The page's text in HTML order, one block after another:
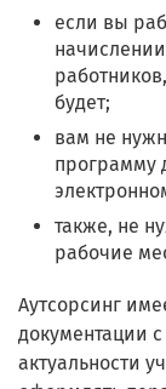
если вы
будет;
вам не
программу
также, не
рабочие
Аутсорсинг
документации
актуальности